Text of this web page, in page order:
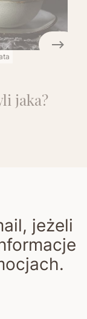
jaka?
jeżeli